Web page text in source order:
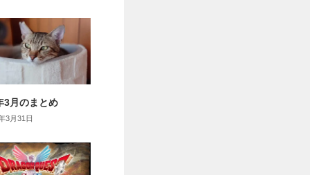
3月のまとめ
3月31日